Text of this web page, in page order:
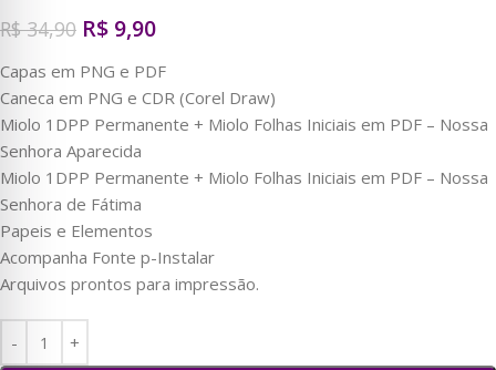
R$34,90 R$ 9,90
Capas em PNG e PDF
Caneca em PNG e CDR (Corel Draw)
Miolo 1DPP Permanente + Miolo Folhas Iniciais em PDF – Nossa
Senhora Aparecida
Miolo 1DPP Permanente + Miolo Folhas Iniciais em PDF – Nossa
Senhora de Fátima
Papeis e Elementos
Acompanha Fonte p-Instalar
Arquivos prontos para impressão.